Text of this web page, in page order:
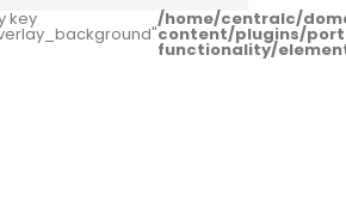
key /home/centralc/
content/plugins/
functionality/